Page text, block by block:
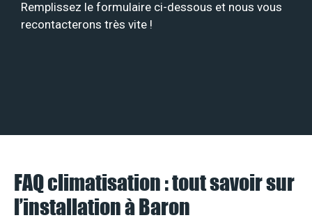
Remplissez le formulaire ci-dessous et nous vous
recontacterons très vite !
FAQ climatisation : tout savoir sur
l’installation à Baron